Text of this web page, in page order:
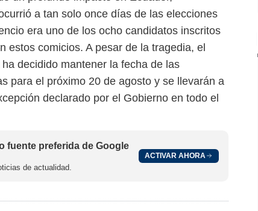
a tan solo once días de las elecciones
era uno de los ocho candidatos inscritos
estos comicios. A pesar de la tragedia, el
decidido mantener la fecha de las
para el próximo 20 de agosto y se llevarán a
declarado por el Gobierno en todo el
fuente preferida de Google
de actualidad.
ACTIVAR AHORA